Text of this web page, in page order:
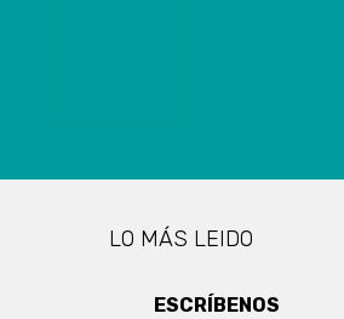
LO MÁS LEIDO
ESCRÍBENOS